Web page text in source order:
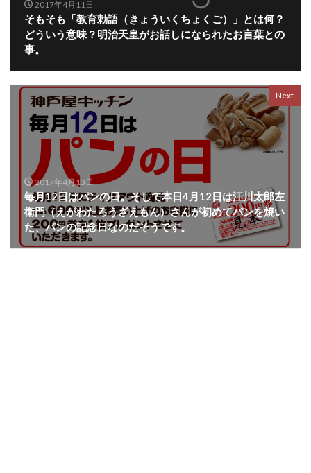
2017年4月11日
そもそも「教育勅語（きょういくちょくご）」とは何？
どういう意味？明治天皇がお話しになられたお言葉との
事。
Next
2017年4月13日
毎月12日はパンの日。そして本日4月12日は江川太郎左
衛門（えがわたろうざえもん）さんが初めてパンを焼い
た、パンの記念日なのだそうです。